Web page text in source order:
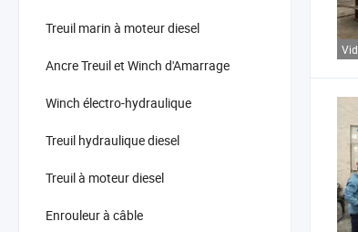
Treuil marin à moteur diesel
Ancre Treuil et Winch d'Amarrage
Winch électro-hydraulique
Treuil hydraulique diesel
Treuil à moteur diesel
Enrouleur à câble